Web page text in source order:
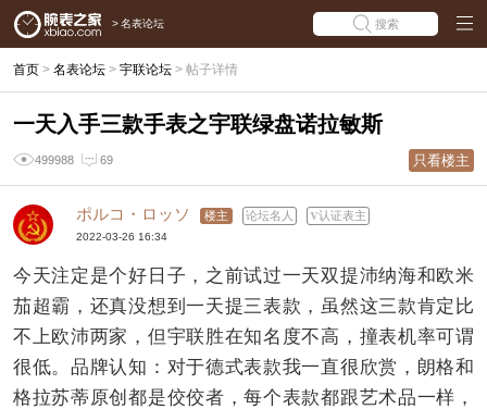
> 名表论坛 搜索
首页 > 名表论坛 > 宇联论坛 > 帖子详情
一天入手三款手表之宇联绿盘诺拉敏斯
499988 69 只看楼主
ポルコ・ロッソ 楼主 论坛名人 认证表主
2022-03-26 16:34
今天注定是个好日子，之前试过一天双提沛纳海和欧米
茄超霸，还真没想到一天提三表款，虽然这三款肯定比
不上欧沛两家，但宇联胜在知名度不高，撞表机率可谓
很低。品牌认知：对于德式表款我一直很欣赏，朗格和
格拉苏蒂原创都是佼佼者，每个表款都跟艺术品一样，